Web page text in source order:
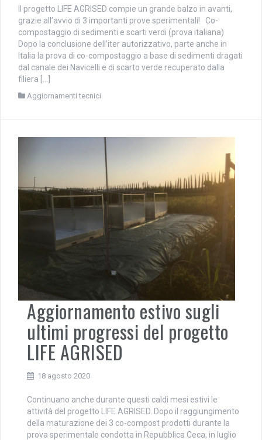
Il progetto LIFE AGRISED compie un grande balzo in avanti,
grazie all’avvio di 3 importanti prove sperimentali! Co-
compostaggio di sedimenti e scarti verdi (prova italiana)
Dopo la conclusione dell’iter autorizzativo, parte anche in
Italia la prova di co-compostaggio a base di sedimenti dragati
dal canale dei Navicelli e di scarto verde recuperato dalla
filiera […]
Aggiornamenti tecnici
Aggiornamento estivo sugli
ultimi progressi del progetto
LIFE AGRISED
18 agosto 2020
Continuano anche durante questi caldi mesi estivi le
attività del progetto LIFE AGRISED. Dopo il raggiungimento
della maturazione dei 3 co-compost prodotti durante la
prova sperimentale condotta in Repubblica Ceca, in luglio